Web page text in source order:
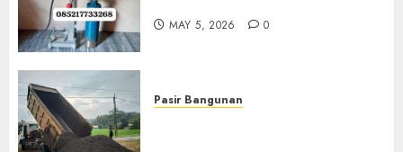
MAY 5, 2026 0
Pasir Bangunan